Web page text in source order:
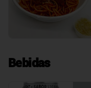
Bebidas